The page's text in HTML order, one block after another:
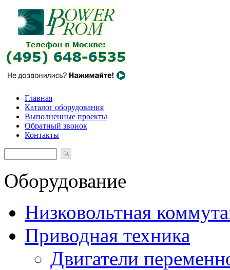
Главная
Каталог оборудования
Выполненные проекты
Обратный звонок
Контакты
Оборудование
Низковольтная
Приводная техника
Двигатели